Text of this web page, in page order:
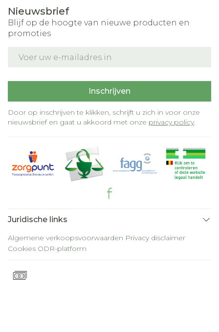
Nieuwsbrief
Blijf op de hoogte van nieuwe producten en
promoties
Inschrijven
Door op inschrijven te klikken, schrijft u zich in voor onze
nieuwsbrief en gaat u akkoord met onze privacy policy.
Juridische links
Algemene verkoopsvoorwaarden Privacy disclaimer
Cookies ODR-platform